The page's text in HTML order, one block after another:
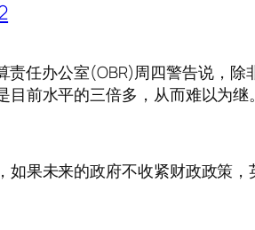
责任办公室(OBR)周四警告说，
前水平的三倍多，从而难以为继。
如果未来的政府不收紧财政政策